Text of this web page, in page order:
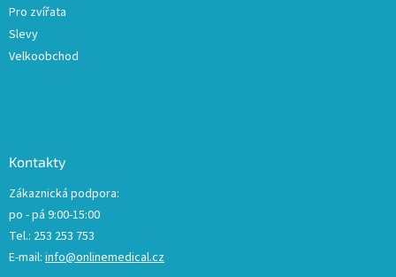
Pro zvířata
Slevy
Velkoobchod
Kontakty
Zákaznická podpora:
po - pá 9:00-15:00
Tel.: 253 253 753
E-mail: info@onlinemedical.cz